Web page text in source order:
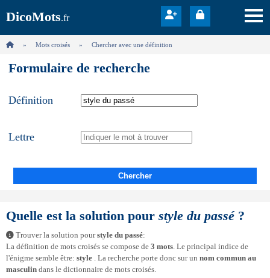
DicoMots.fr
Mots croisés Chercher avec une définition
Formulaire de recherche
Définition
Lettre
Chercher
Quelle est la solution pour style du passé?
Trouver la solution pourstyle du passé:
La définition de mots croisés se compose de 3 mots. Le principal indice de
l'énigme semble être: style . La recherche porte donc sur un nom commun au
masculin dans le dictionnaire de mots croisés.